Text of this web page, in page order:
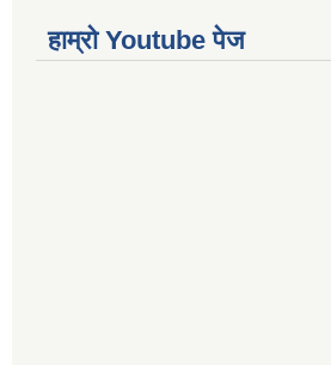
हाम्रो Youtube पेज